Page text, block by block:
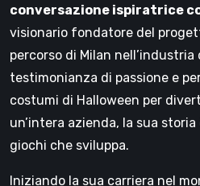
conversazione ispiratrice
visionario fondatore del
percorso di Milan
testimonianza di passione e
costumi di Halloween per
un’intera azienda, la sua
giochi che sviluppa.
Iniziando la sua carriera nel